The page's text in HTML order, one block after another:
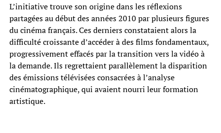
L’initiative trouve son origine dans les réflexions
partagées au début des années 2010 par plusieurs figures
du cinéma français. Ces derniers constataient alors la
difficulté croissante d’accéder à des films fondamentaux,
progressivement effacés par la transition vers la vidéo à
la demande. Ils regrettaient parallèlement la disparition
des émissions télévisées consacrées à l’analyse
cinématographique, qui avaient nourri leur formation
artistique.